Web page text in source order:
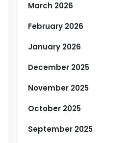
March 2026
February 2026
January 2026
December 2025
November 2025
October 2025
September 2025